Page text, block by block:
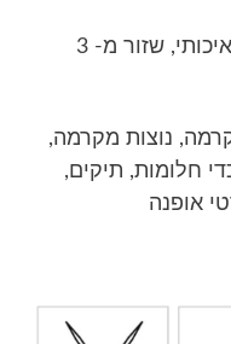
: חוט שרוך מקרמה איכותי, שזור מ- 3
נוצות מקרמה,
חלומות, תיקים,
אופנה